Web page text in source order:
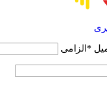
* الزامی